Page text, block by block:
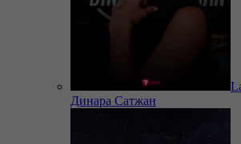
Динара Сатжан